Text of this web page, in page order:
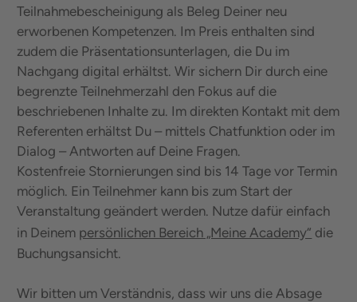
Teilnahmebescheinigung als Beleg Deiner neu
erworbenen Kompetenzen. Im Preis enthalten sind
zudem die Präsentationsunterlagen, die Du im
Nachgang digital erhältst. Wir sichern Dir durch eine
begrenzte Teilnehmerzahl den Fokus auf die
beschriebenen Inhalte zu. Im direkten Kontakt mit dem
Referenten erhältst Du – mittels Chatfunktion oder im
Dialog – Antworten auf Deine Fragen.
Kostenfreie Stornierungen sind bis 14 Tage vor Termin
möglich. Ein Teilnehmer kann bis zum Start der
Veranstaltung geändert werden. Nutze dafür einfach
in Deinem persönlichen Bereich „Meine Academy“ die
Buchungsansicht.
Wir bitten um Verständnis, dass wir uns die Absage